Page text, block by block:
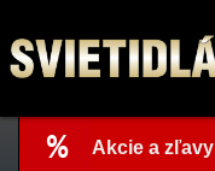
Akcie a zľavy